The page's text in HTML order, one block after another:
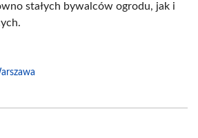
stałych bywalców ogrodu, jak i